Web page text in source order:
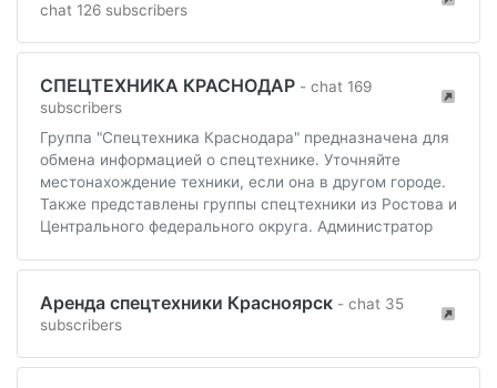
chat 126 subscribers
СПЕЦТЕХНИКА КРАСНОДАР - chat 169
subscribers
Группа "Спецтехника Краснодара" предназначена для
обмена информацией о спецтехнике. Уточняйте
местонахождение техники, если она в другом городе.
Также представлены группы спецтехники из Ростова и
Центрального федерального округа. Администратор
Аренда спецтехники Красноярск - chat 35
subscribers